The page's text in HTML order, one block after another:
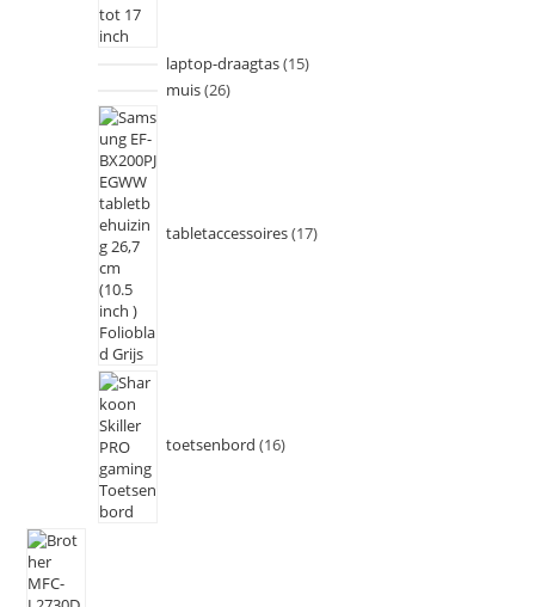
laptop-draagtas 15
muis 26
tabletaccessoires 17
toetsenbord 16